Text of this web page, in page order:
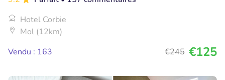
Hotel Corbie
Mol (12km)
Vendu : 163
€245 €125